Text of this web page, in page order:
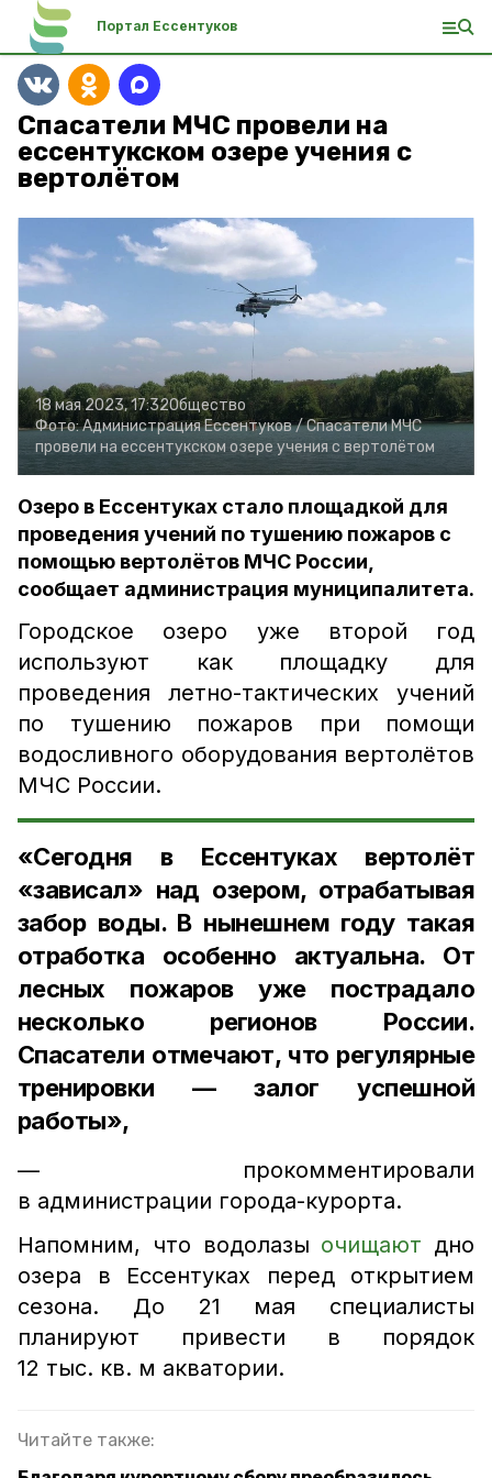
Портал Ессентуков
Спасатели МЧС провели на
ессентукском озере учения с
вертолётом
18 мая 2023, 17:32Общество
Фото:Администрация Ессентуков /Спасатели МЧС
провели на ессентукском озере учения с вертолётом
Озеро в Ессентуках стало площадкой для
проведения учений по тушению пожаров с
помощью вертолётов МЧС России,
сообщает администрация муниципалитета.
Городское озеро уже второй год
используют как площадку для
проведения летно-тактических учений
по тушению пожаров при помощи
водосливного оборудования вертолётов
МЧС России.
«Сегодня в Ессентуках вертолёт
«зависал» над озером, отрабатывая
забор воды. В нынешнем году такая
отработка особенно актуальна. От
лесных пожаров уже пострадало
несколько регионов России.
Спасатели отмечают, что регулярные
тренировки — залог успешной
работы»,
— прокомментировали
в администрации города-курорта.
Напомним, что водолазы очищают дно
озера в Ессентуках перед открытием
сезона. До 21 мая специалисты
планируют привести в порядок
12 тыс. кв. м акватории.
Читайте также: